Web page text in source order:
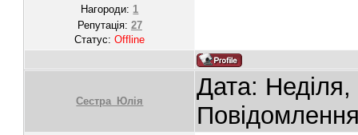
Нагороди: 1
Репутація: 27
Статус:Offline
Сестра_Юлія
Дата: